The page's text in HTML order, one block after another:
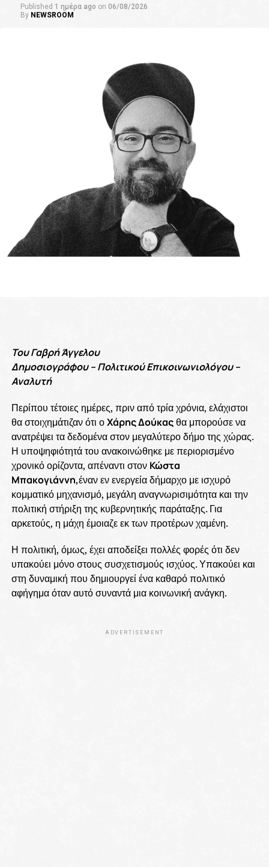
Published 1 ημέρα ago on 06/08/2026
By NEWSROOM
Του Γαβρή Άγγελου
Δημοσιογράφου – Πολιτικού Επικοινωνιολόγου –
Αναλυτή
Περίπου τέτοιες ημέρες, πριν από τρία χρόνια, ελάχιστοι
θα στοιχημάτιζαν ότι οΧάρης Δούκαςθα μπορούσε να
ανατρέψει τα δεδομένα στον μεγαλύτερο δήμο της χώρας.
Η υποψηφιότητά του ανακοινώθηκε με περιορισμένο
χρονικό ορίζοντα, απέναντι στον Κώστα
Μπακογιάννη,έναν εν ενεργεία δήμαρχο με ισχυρό
κομματικό μηχανισμό, μεγάλη αναγνωρισιμότητα και την
πολιτική στήριξη της κυβερνητικής παράταξης. Για
αρκετούς, η μάχη έμοιαζε εκ των προτέρων χαμένη.
Η πολιτική, όμως, έχει αποδείξει πολλές φορές ότι δεν
υπακούει μόνο στους συσχετισμούς ισχύος. Υπακούει και
στη δυναμική που δημιουργεί ένα καθαρό πολιτικό
αφήγημα όταν αυτό συναντά μια κοινωνική ανάγκη.
ADVERTISEMENT